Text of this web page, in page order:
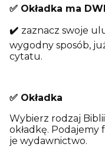
✅ Okładka ma
✔️ zaznacz swoje
wygodny sposób,
cytatu.
✅ Okładka
Wybierz rodzaj
okładkę. Podajemy
je wydawnictwo.